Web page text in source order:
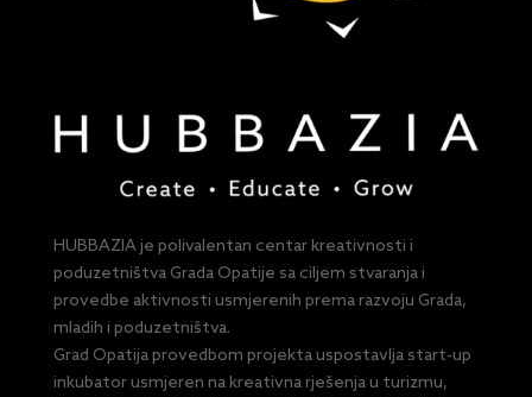
HUBBAZIA je polivalentan centar kreativnosti i
poduzetništva Grada Opatije sa ciljem stvaranja i
provedbe aktivnosti usmjerenih prema razvoju Grada,
mladih i poduzetništva.
Grad Opatija provedbom projekta uspostavlja start-up
inkubator usmjeren na kreativna rješenja u turizmu,